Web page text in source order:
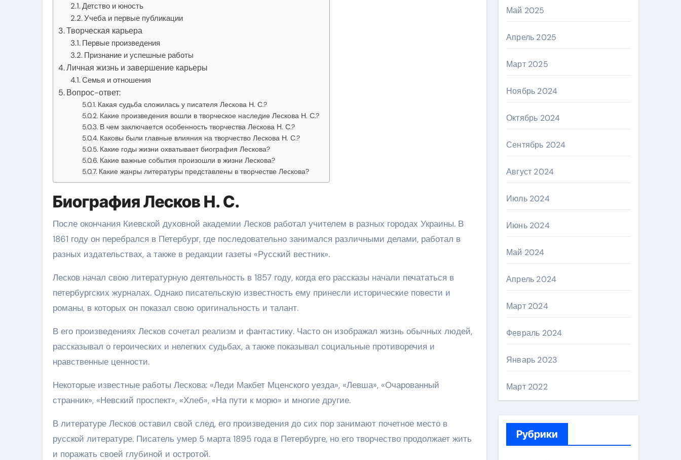
Детство и юность
Учеба и первые публикации
Творческая карьера
Первые произведения
Признание и успешные работы
Личная жизнь и завершение карьеры
Семья и отношения
Вопрос-ответ:
Какая судьба сложилась у писателя Лескова Н. С.?
Какие произведения вошли в творческое наследие Лескова Н. С.?
В чем заключается особенность творчества Лескова Н. С.?
Каковы были главные влияния на творчество Лескова Н. С.?
Какие годы жизни охватывает биография Лескова?
Какие важные события произошли в жизни Лескова?
Какие жанры литературы представлены в творчестве Лескова?
Биография Лесков Н. С.
После окончания Киевской духовной академии Лесков работал учителем в разных городах Украины. В
1861 году он перебрался в Петербург, где последовательно занимался различными делами, работал в
разных издательствах, а также в редакции газеты «Русский вестник».
Лесков начал свою литературную деятельность в 1857 году, когда его рассказы начали печататься в
петербургских журналах. Однако писательскую известность ему принесли исторические повести и
романы, в которых он показал свою оригинальность и талант.
В его произведениях Лесков сочетал реализм и фантастику. Часто он изображал жизнь обычных людей,
рассказывал о героических и нелегких судьбах, а также показывал социальные противоречия и
нравственные ценности.
Некоторые известные работы Лескова: «Леди Макбет Мценского уезда», «Левша», «Очарованный
странник», «Невский проспект», «Хлеб», «На пути к морю» и многие другие.
В литературе Лесков оставил свой след, его произведения до сих пор занимают почетное место в
русской литературе. Писатель умер 5 марта 1895 года в Петербурге, но его творчество продолжает жить
и поражать своей глубиной и остротой.
Май 2025
Апрель 2025
Март 2025
Ноябрь 2024
Октябрь 2024
Сентябрь 2024
Август 2024
Июль 2024
Июнь 2024
Май 2024
Апрель 2024
Март 2024
Февраль 2024
Январь 2023
Март 2022
Рубрики